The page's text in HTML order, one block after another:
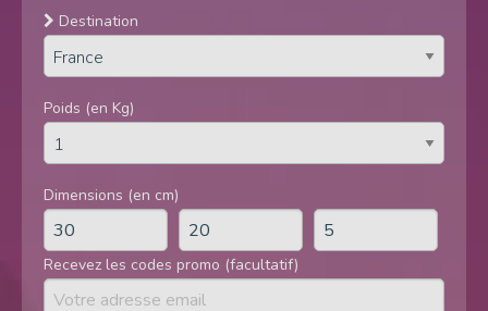
Destination
Poids (en Kg)
Dimensions (en cm)
Recevez les codes promo (facultatif)